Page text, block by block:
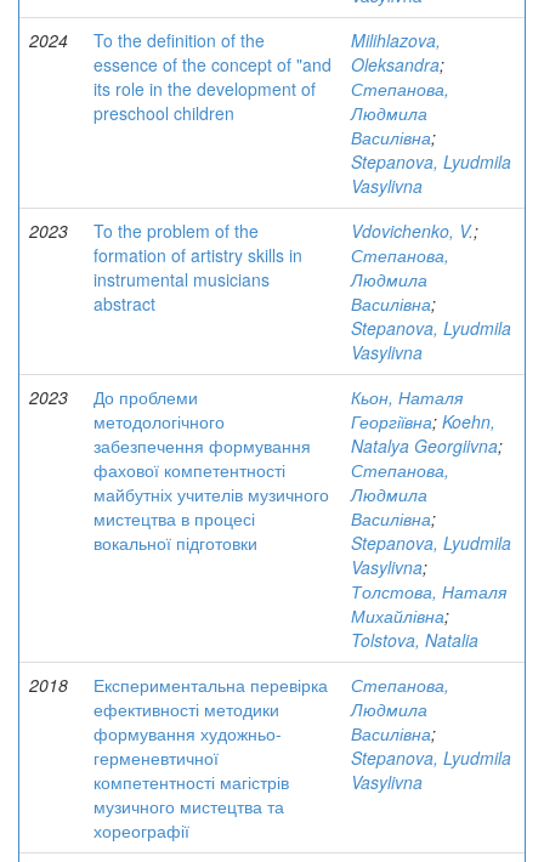
2024
To the definition of the
essence of the concept of "and
its role in the development of
preschool children
Milihlazova,
Oleksandra;
Степанова,
Людмила
Василівна;
Stepanova, Lyudmila
Vasylivna
2023
To the problem of the
formation of artistry skills in
instrumental musicians
abstract
Vdovichenko, V.;
Степанова,
Людмила
Василівна;
Stepanova, Lyudmila
Vasylivna
2023
До проблеми
методологічного
забезпечення формування
фахової компетентності
майбутніх учителів музичного
мистецтва в процесі
вокальної підготовки
Кьон, Наталя
Георгіївна; Koehn,
Natalya Georgiivna;
Степанова,
Людмила
Василівна;
Stepanova, Lyudmila
Vasylivna;
Толстова, Наталя
Михайлівна;
Tolstova, Natalia
2018
Експериментальна перевірка
ефективності методики
формування художньо-
герменевтичної
компетентності магістрів
музичного мистецтва та
хореографії
Степанова,
Людмила
Василівна;
Stepanova, Lyudmila
Vasylivna